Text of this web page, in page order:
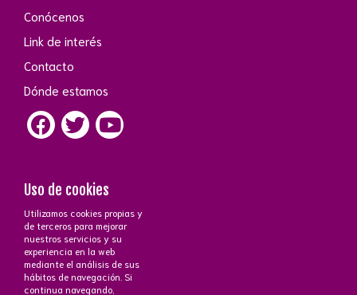
Conócenos
Link de interés
Contacto
Dónde estamos
Contacto
+34 672 43 26 43
Atención a cliente near_me
Uso de cookies
Utilizamos cookies propias y
de terceros para mejorar
nuestros servicios y su
experiencia en la web
mediante el análisis de sus
hábitos de navegación. Si
continua navegando,